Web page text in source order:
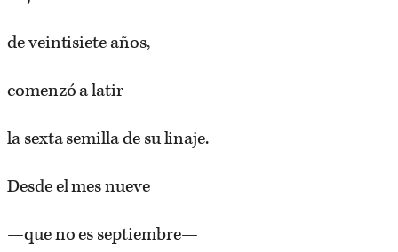
de veintisiete años,
comenzó a latir
la sexta semilla de su linaje.
Desde el mes nueve
—que no es septiembre—